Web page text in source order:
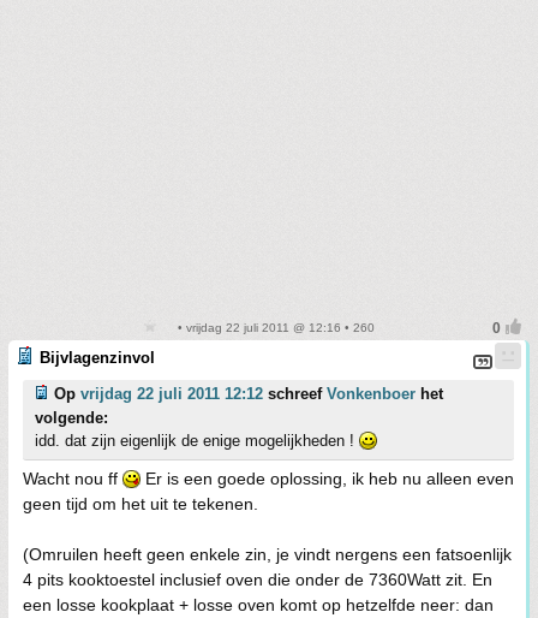
• vrijdag 22 juli 2011 @ 12:16 • 260
Bijvlagenzinvol
Op vrijdag 22 juli 2011 12:12 schreef Vonkenboer het
volgende:
idd. dat zijn eigenlijk de enige mogelijkheden !
Wacht nou ff
Er is een goede oplossing, ik heb nu alleen even
geen tijd om het uit te tekenen.
(Omruilen heeft geen enkele zin, je vindt nergens een fatsoenlijk
4 pits kooktoestel inclusief oven die onder de 7360Watt zit. En
een losse kookplaat + losse oven komt op hetzelfde neer: dan